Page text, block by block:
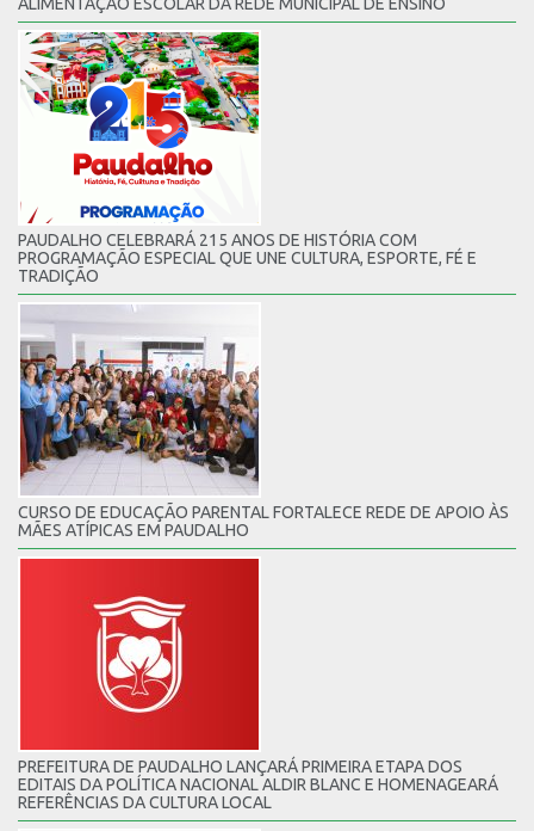
PAUDALHO CELEBRARÁ 215 ANOS DE HISTÓRIA COM
PROGRAMAÇÃO ESPECIAL QUE UNE CULTURA, ESPORTE, FÉ E
TRADIÇÃO
CURSO DE EDUCAÇÃO PARENTAL FORTALECE REDE DE APOIO ÀS
MÃES ATÍPICAS EM PAUDALHO
PREFEITURA DE PAUDALHO LANÇARÁ PRIMEIRA ETAPA DOS
EDITAIS DA POLÍTICA NACIONAL ALDIR BLANC E HOMENAGEARÁ
REFERÊNCIAS DA CULTURA LOCAL